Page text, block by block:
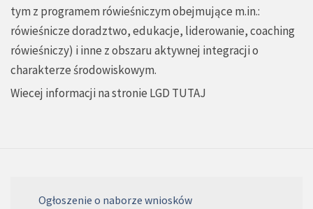
tym z programem rówieśniczym obejmujące m.in.:
rówieśnicze doradztwo, edukacje, liderowanie, coaching
rówieśniczy) i inne z obszaru aktywnej integracji o
charakterze środowiskowym.
Wiecej informacji na stronie LGD TUTAJ
Ogłoszenie o naborze wniosków